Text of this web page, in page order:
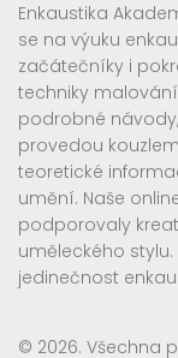
Enkaustika
se na výuku
začátečníky i
techniky
podrobné
provedou
teoretické
umění. Naše
podporovaly
uměleckého
jedinečnost
© 2026. Všechna